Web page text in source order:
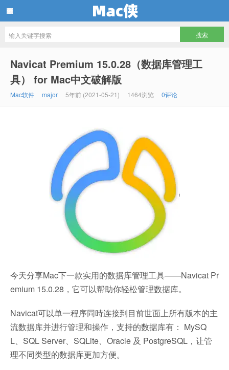
Navicat Premium 15.0.28（数据库管理工
具） for Mac中文破解版
Mac软件 major 5年前 (2021-05-21) 1464浏览 0评论
今天分享Mac下一款实用的数据库管理工具——Navicat Pr
emium 15.0.28，它可以帮助你轻松管理数据库。
Navicat可以单一程序同時连接到目前世面上所有版本的主
流数据库并进行管理和操作，支持的数据库有： MySQ
L、SQL Server、SQLite、Oracle 及 PostgreSQL，让管
理不同类型的数据库更加方便。